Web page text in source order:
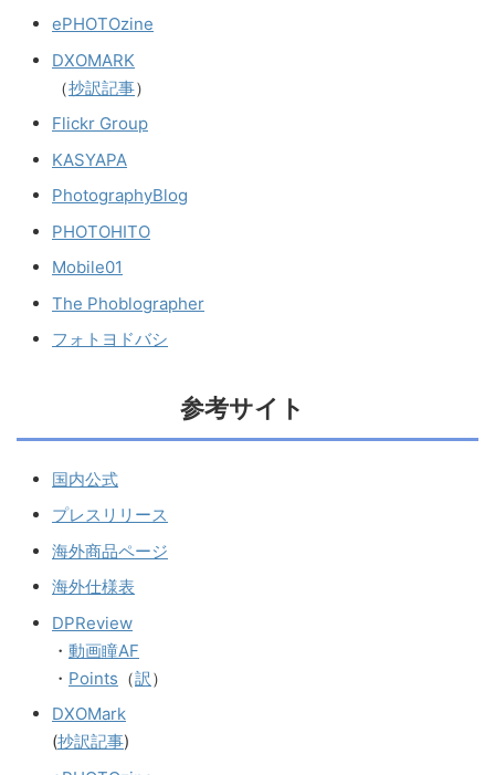
ePHOTOzine
DXOMARK
（抄訳記事）
Flickr Group
KASYAPA
PhotographyBlog
PHOTOHITO
Mobile01
The Phoblographer
フォトヨドバシ
参考サイト
国内公式
プレスリリース
海外商品ページ
海外仕様表
DPReview
・ 動画瞳AF
・ Points （訳 ）
DXOMark
(抄訳記事)